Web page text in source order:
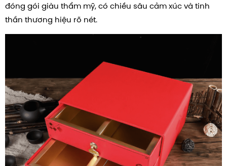
đóng gói giàu thẩm mỹ, có chiều sâu cảm xúc và tinh
thần thương hiệu rõ nét.